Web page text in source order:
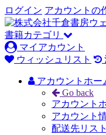
ログイン アカウントの
書籍カテゴリ
マイアカウント
ウィッシュリスト
アカウントホー
Go back
アカウント
アカウント
配送先リスト